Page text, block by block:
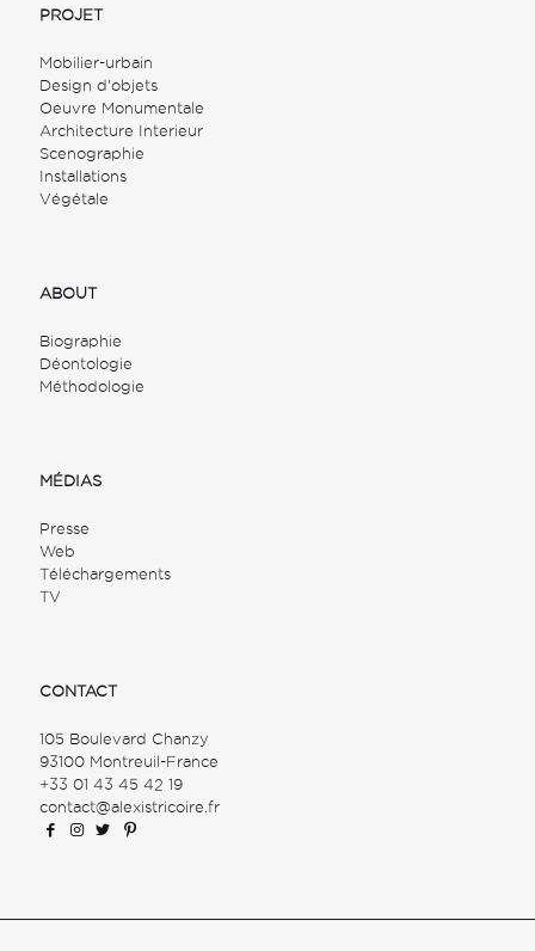
PROJET
Mobilier-urbain
Design d'objets
Oeuvre Monumentale
Architecture Interieur
Scenographie
Installations
Végétale
ABOUT
Biographie
Déontologie
Méthodologie
MÉDIAS
Presse
Web
Téléchargements
TV
CONTACT
105 Boulevard Chanzy
93100 Montreuil-France
+33 01 43 45 42 19
contact@alexistricoire.fr